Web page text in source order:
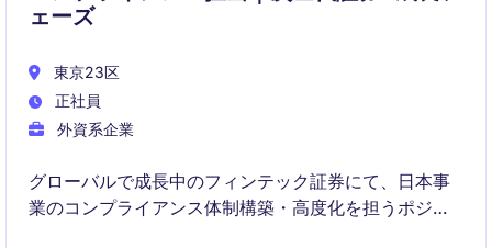
ェーズ
東京23区
正社員
外資系企業
グローバルで成長中のフィンテック証券にて、日本事
業のコンプライアンス体制構築・高度化を担うポジシ